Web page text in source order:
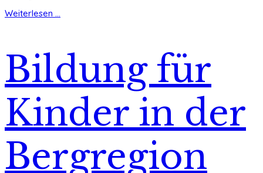
Weiterlesen ...
Bildung für
Kinder in der
Bergregion